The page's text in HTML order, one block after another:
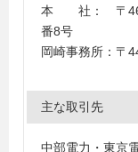
本 社： 〒
番8号
岡崎事務所：〒
主な取引先
中部電力・東京